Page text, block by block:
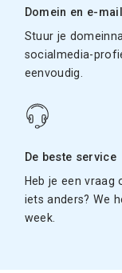
Domein en e-
Stuur je
socialmedia-
eenvoudig.
De beste service
Heb je een
iets anders? We
week.